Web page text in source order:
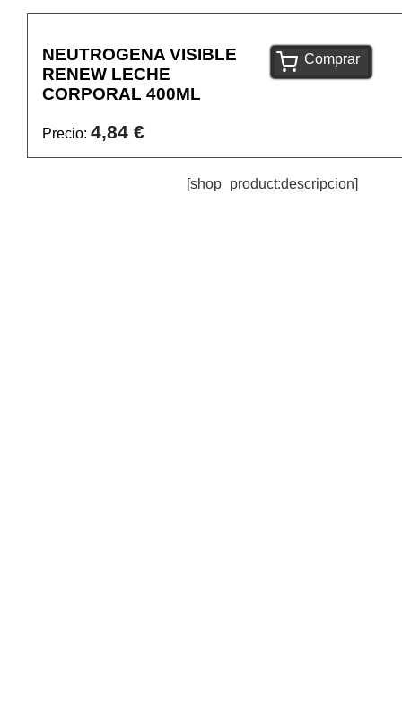
NEUTROGENA VISIBLE
RENEW LECHE
CORPORAL 400ML
Precio: 4,84 €
Comprar
[shop_product:descripcion]